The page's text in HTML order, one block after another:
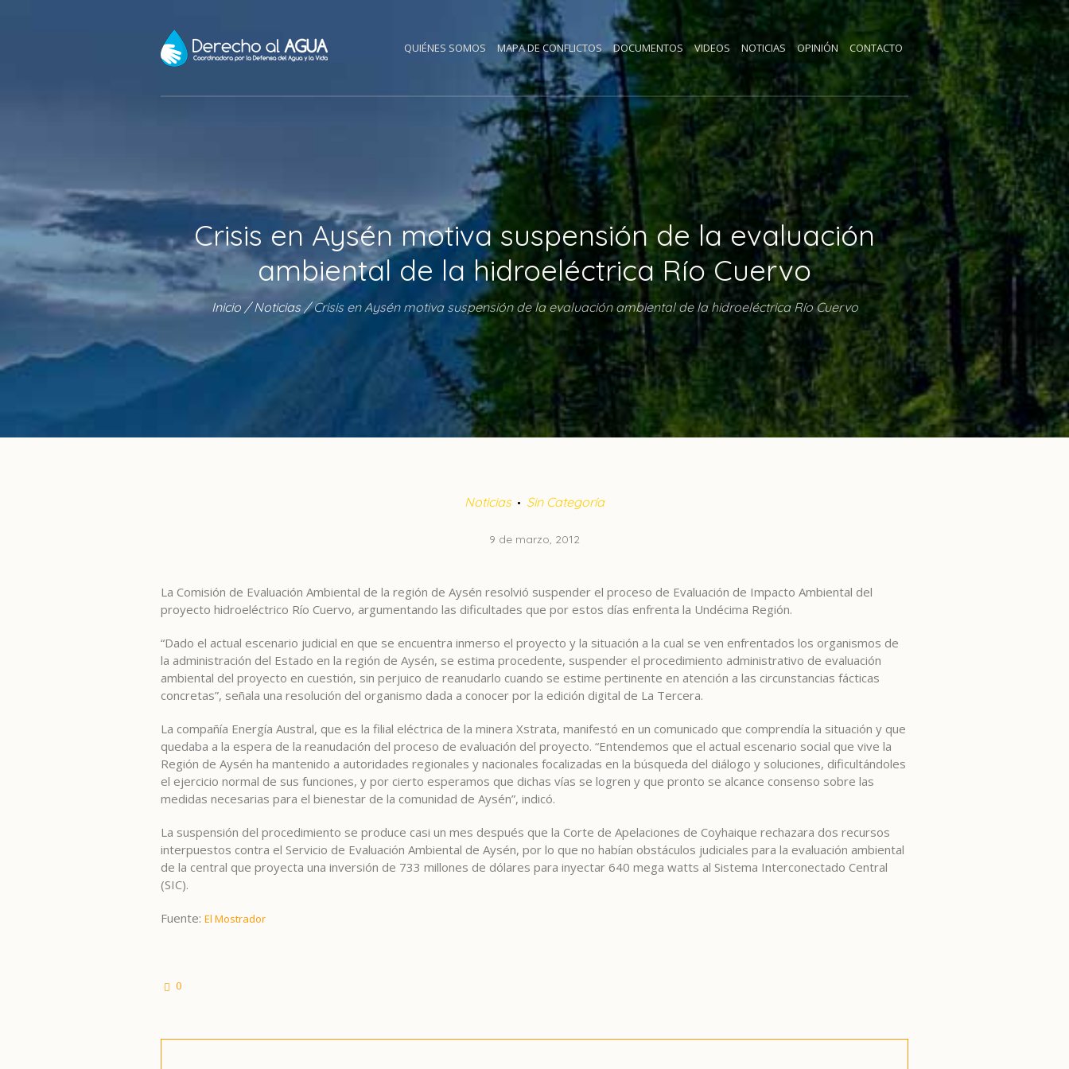
QUIÉNES SOMOS MAPA DE CONFLICTOS DOCUMENTOS VIDEOS NOTICIAS OPINIÓN CONTACTO
Crisis en Aysén motiva suspensión de la evaluación
ambiental de la hidroeléctrica Río Cuervo
Inicio /Noticias /Crisis en Aysén motiva suspensión de la evaluación ambiental de la hidroeléctrica Río Cuervo
Noticias Sin Categoría
9 de marzo, 2012
La Comisión de Evaluación Ambiental de la región de Aysén resolvió suspender el proceso de Evaluación de Impacto Ambiental del
proyecto hidroeléctrico Río Cuervo, argumentando las dificultades que por estos días enfrenta la Undécima Región.
“Dado el actual escenario judicial en que se encuentra inmerso el proyecto y la situación a la cual se ven enfrentados los organismos de
la administración del Estado en la región de Aysén, se estima procedente, suspender el procedimiento administrativo de evaluación
ambiental del proyecto en cuestión, sin perjuico de reanudarlo cuando se estime pertinente en atención a las circunstancias fácticas
concretas”, señala una resolución del organismo dada a conocer por la edición digital de La Tercera.
La compañía Energía Austral, que es la filial eléctrica de la minera Xstrata, manifestó en un comunicado que comprendía la situación y que
quedaba a la espera de la reanudación del proceso de evaluación del proyecto. “Entendemos que el actual escenario social que vive la
Región de Aysén ha mantenido a autoridades regionales y nacionales focalizadas en la búsqueda del diálogo y soluciones, dificultándoles
el ejercicio normal de sus funciones, y por cierto esperamos que dichas vías se logren y que pronto se alcance consenso sobre las
medidas necesarias para el bienestar de la comunidad de Aysén”, indicó.
La suspensión del procedimiento se produce casi un mes después que la Corte de Apelaciones de Coyhaique rechazara dos recursos
interpuestos contra el Servicio de Evaluación Ambiental de Aysén, por lo que no habían obstáculos judiciales para la evaluación ambiental
de la central que proyecta una inversión de 733 millones de dólares para inyectar 640 mega watts al Sistema Interconectado Central
(SIC).
Fuente: El Mostrador
0